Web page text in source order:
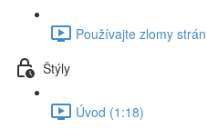
Používajte zlomy
Štýly
Úvod (1:18)